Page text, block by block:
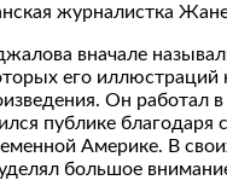
журналистка
вначале
его иллюстраций
Он работал
публике благодаря
Америке. В
большое